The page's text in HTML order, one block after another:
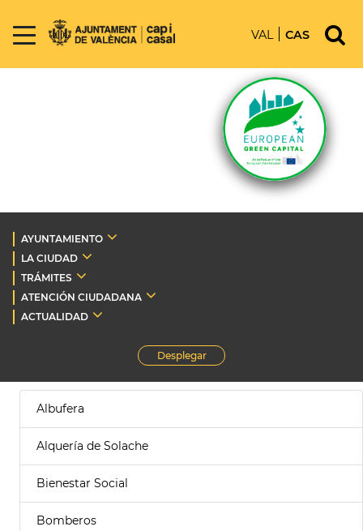
VAL CAS
AYUNTAMIENTO
LA CIUDAD
TRÁMITES
ATENCIÓN CIUDADANA
ACTUALIDAD
Desplegar
Albufera
Alquería de Solache
Bienestar Social
Bomberos